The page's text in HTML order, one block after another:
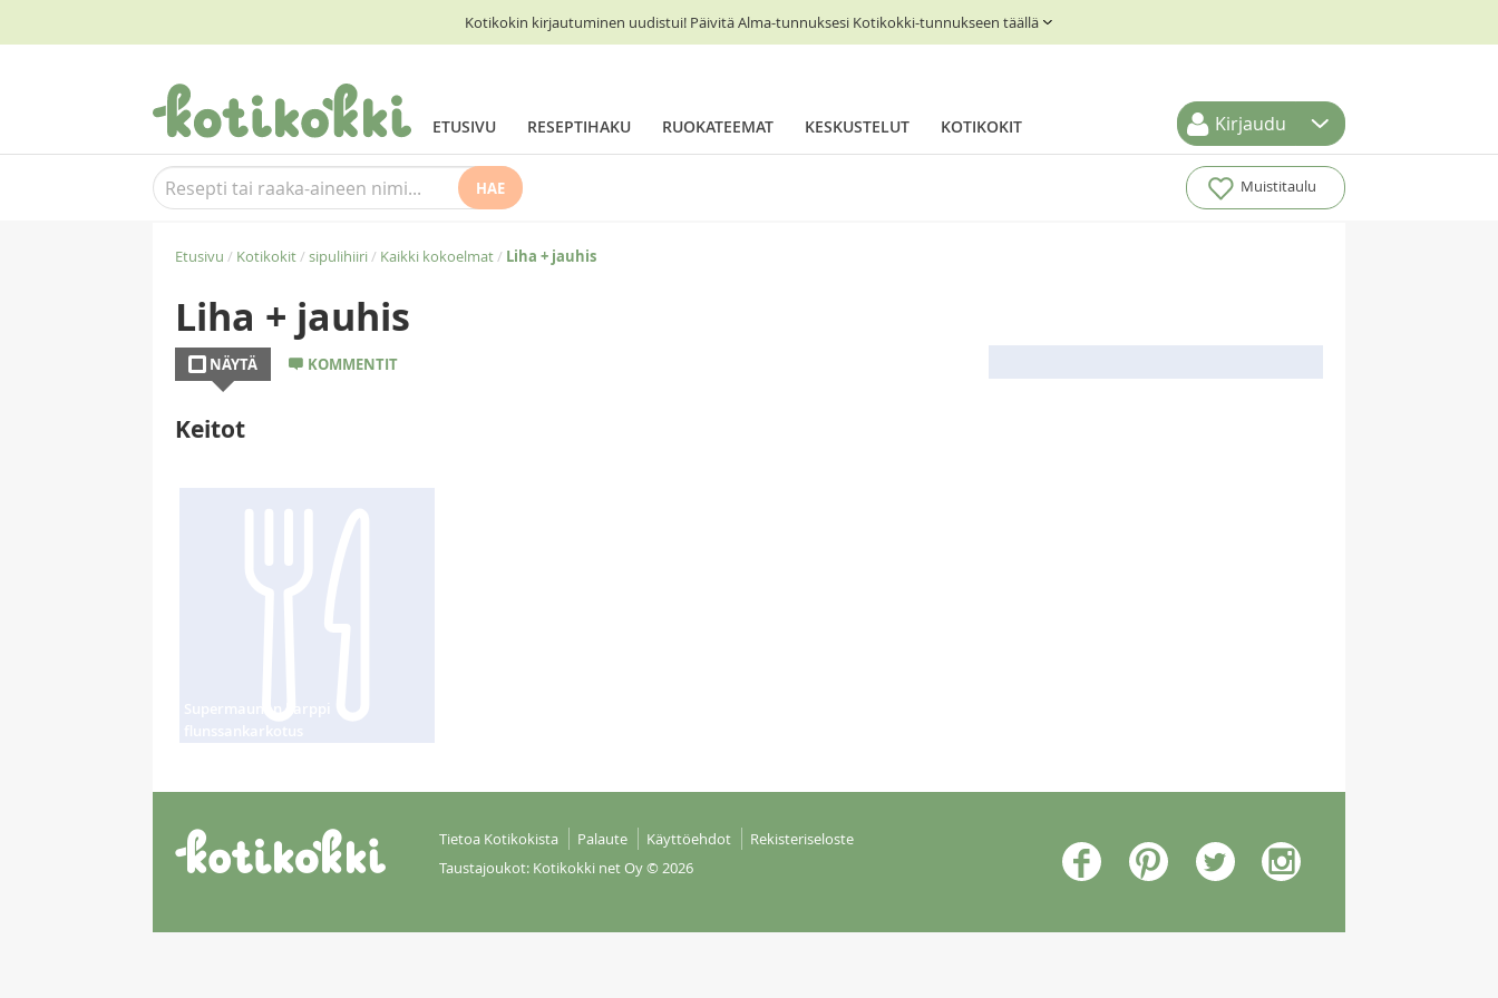
Kotikokin kirjautuminen uudistui! Päivitä Alma-tunnuksesi Kotikokki-tunnukseen täällä
ETUSIVU RESEPTIHAKU RUOKATEEMAT KESKUSTELUT KOTIKOKIT Kirjaudu
HAE Muistitaulu
Etusivu / Kotikokit/ sipulihiiri/ Kaikki kokoelmat/ Liha + jauhis
Liha + jauhis
NÄYTÄ KOMMENTIT
Keitot
Tietoa Kotikokista Palaute Käyttöehdot
Rekisteriseloste
Taustajoukot: Kotikokki net Oy© 2026